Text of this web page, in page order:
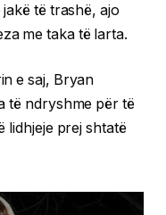
të trashë, ajo
me taka të larta.
e saj, Bryan
të ndryshme për të
lidhjeje prej shtatë